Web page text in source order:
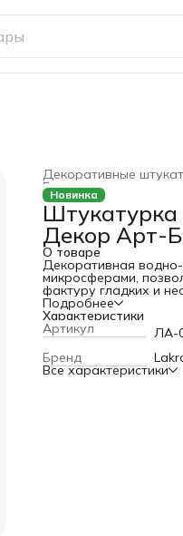
Декоративные
Главная ›
Новинка
Штукатурка
Декор Арт-
О товаре
Декоративная
микросферами,
фактуру гладких и
Идеально для
минимализм и др.
воздухопроницаемое
тактильным
дефекты стен.
воздействиям, к
небольшой расход,
Подробнее
Характеристики
Артикул
ЛА-
Бренд
Все характеристики